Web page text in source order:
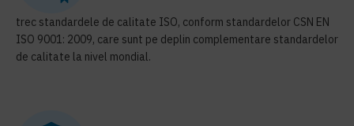
trec standardele de calitate ISO, conform standardelor CSN EN
ISO 9001: 2009, care sunt pe deplin complementare standardelor
de calitate la nivel mondial.